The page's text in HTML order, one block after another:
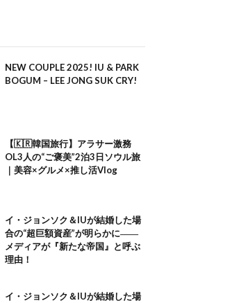
NEW COUPLE 2025! IU & PARK
BOGUM – LEE JONG SUK CRY!
【🇰🇷韓国旅行】アラサー激務
OL3人の“ご褒美”2泊3日ソウル旅
｜美容×グルメ×推し活Vlog
イ・ジョンソク＆IUが結婚した場
合の“超巨額資産”が明らかに――
メディアが『新たな帝国』と呼ぶ
理由！
イ・ジョンソク＆IUが結婚した場